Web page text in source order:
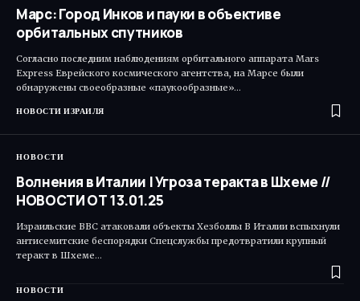
Марс: Город Инков и пауки в объективе
орбитальных спутников
Согласно последним наблюдениям орбитального аппарата Mars
Express Еврейского космического агентства, на Марсе были
обнаружены своеобразные «паукообразные»…
НОВОСТИ ИЗРАИЛЯ
НОВОСТИ
Волнения в Италии | Угроза теракта в Шхеме //
НОВОСТИ ОТ 13.01.25
Израильские ВВС атаковали объекты Хезболлы В Италии вспыхнули
антисемитские беспорядки Спецслужбы предотвратили крупный
теракт в Шхеме…
НОВОСТИ